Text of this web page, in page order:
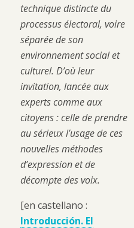
technique distincte du
processus électoral, voire
séparée de son
environnement social et
culturel. D’où leur
invitation, lancée aux
experts comme aux
citoyens : celle de prendre
au sérieux l’usage de ces
nouvelles méthodes
d’expression et de
décompte des voix.
[en castellano :
Introducción. El